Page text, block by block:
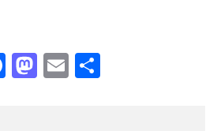
Facebook
Mastodon
Email